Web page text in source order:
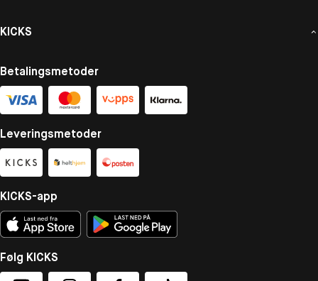
KICKS
Betalingsmetoder
Leveringsmetoder
KICKS-app
Følg KICKS